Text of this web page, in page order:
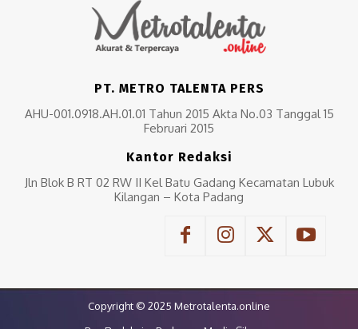
PT. METRO TALENTA PERS
AHU-001.0918.AH.01.01 Tahun 2015 Akta No.03 Tanggal 15
Februari 2015
Kantor Redaksi
Jln Blok B RT 02 RW II Kel Batu Gadang Kecamatan Lubuk
Kilangan – Kota Padang
Copyright © 2025 Metrotalenta.online